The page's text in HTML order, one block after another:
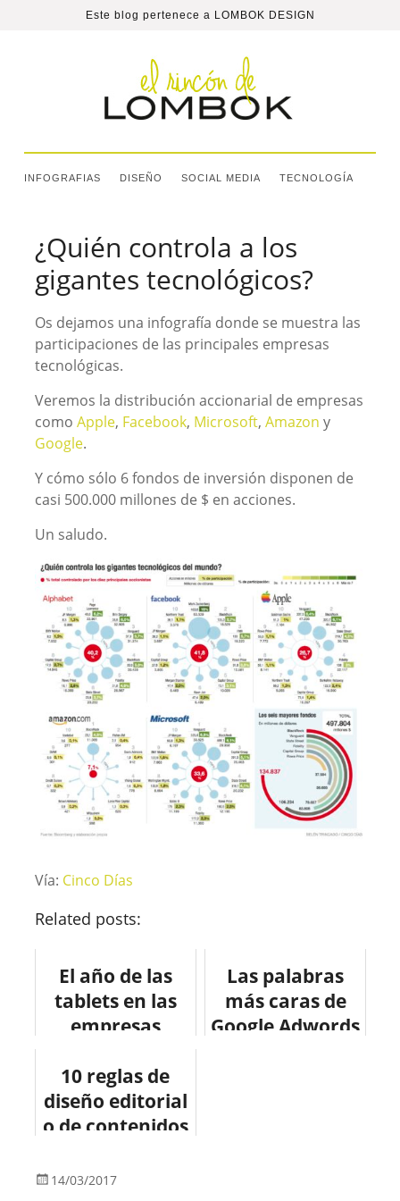
Este blog pertenece a LOMBOK DESIGN
INFOGRAFIAS DISEÑO SOCIAL MEDIA TECNOLOGÍA
¿Quién controla a los
gigantes tecnológicos?
Os dejamos una infografía donde se muestra las
participaciones de las principales empresas
tecnológicas.
Veremos la distribución accionarial de empresas
como Apple, Facebook, Microsoft, Amazon y
Google.
Y cómo sólo 6 fondos de inversión disponen de
casi 500.000 millones de $ en acciones.
Un saludo.
Vía: Cinco Días
Related posts:
El año de las
tablets en las
empresas
#infographic
#tablets
Las palabras
más caras de
Google Adwords
10 reglas de
diseño editorial
o de contenidos
14/03/2017